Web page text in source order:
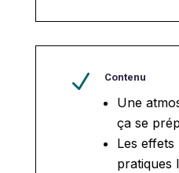
N Contenu
Une
ça se
Les effets
pratiques